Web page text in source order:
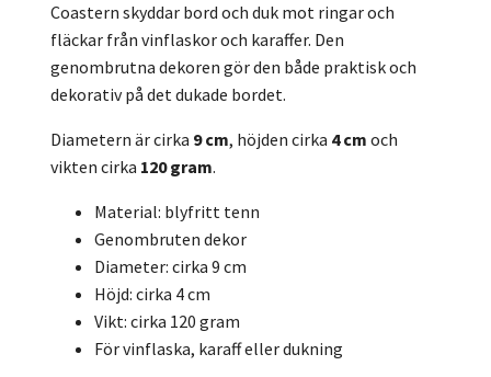
Coastern skyddar bord och duk mot ringar och
fläckar från vinflaskor och karaffer. Den
genombrutna dekoren gör den både praktisk och
dekorativ på det dukade bordet.
Diametern är cirka 9 cm, höjden cirka 4 cm och
vikten cirka 120 gram.
Material: blyfritt tenn
Genombruten dekor
Diameter: cirka 9 cm
Höjd: cirka 4 cm
Vikt: cirka 120 gram
För vinflaska, karaff eller dukning